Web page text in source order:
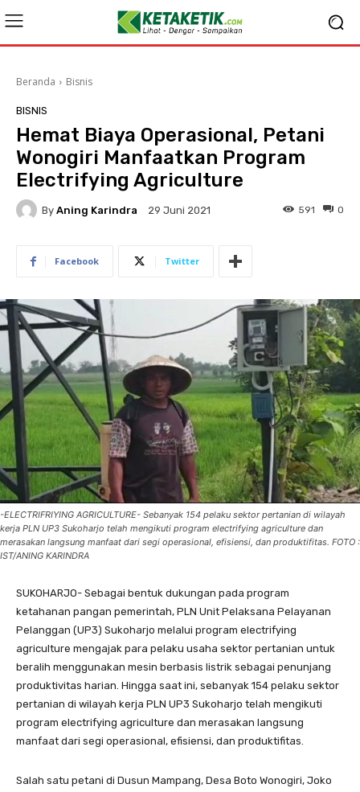
Beranda Bisnis
BISNIS
Hemat Biaya Operasional, Petani
Wonogiri Manfaatkan Program
Electrifying Agriculture
By Aning Karindra 29 Juni 2021 0
591
Facebook Twitter
-ELECTRIFRIYING AGRICULTURE- Sebanyak 154 pelaku sektor pertanian di wilayah
kerja PLN UP3 Sukoharjo telah mengikuti program electrifying agriculture dan
merasakan langsung manfaat dari segi operasional, efisiensi, dan produktifitas. FOTO :
IST/ANING KARINDRA
SUKOHARJO- Sebagai bentuk dukungan pada program
ketahanan pangan pemerintah, PLN Unit Pelaksana Pelayanan
Pelanggan (UP3) Sukoharjo melalui program electrifying
agriculture mengajak para pelaku usaha sektor pertanian untuk
beralih menggunakan mesin berbasis listrik sebagai penunjang
produktivitas harian. Hingga saat ini, sebanyak 154 pelaku sektor
pertanian di wilayah kerja PLN UP3 Sukoharjo telah mengikuti
program electrifying agriculture dan merasakan langsung
manfaat dari segi operasional, efisiensi, dan produktifitas.
Salah satu petani di Dusun Mampang, Desa Boto Wonogiri, Joko